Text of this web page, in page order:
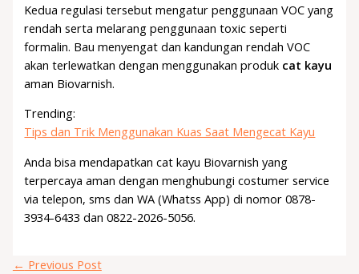
Kedua regulasi tersebut mengatur penggunaan VOC yang
rendah serta melarang penggunaan toxic seperti
formalin. Bau menyengat dan kandungan rendah VOC
akan terlewatkan dengan menggunakan produk cat kayu
aman Biovarnish.
Trending:
Tips dan Trik Menggunakan Kuas Saat Mengecat Kayu
Anda bisa mendapatkan cat kayu Biovarnish yang
terpercaya aman dengan menghubungi costumer service
via telepon, sms dan WA (Whatss App) di nomor 0878-
3934-6433 dan 0822-2026-5056.
← Previous Post